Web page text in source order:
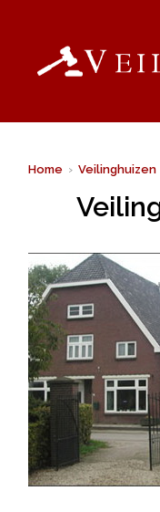
Home ›Veilinghuizen